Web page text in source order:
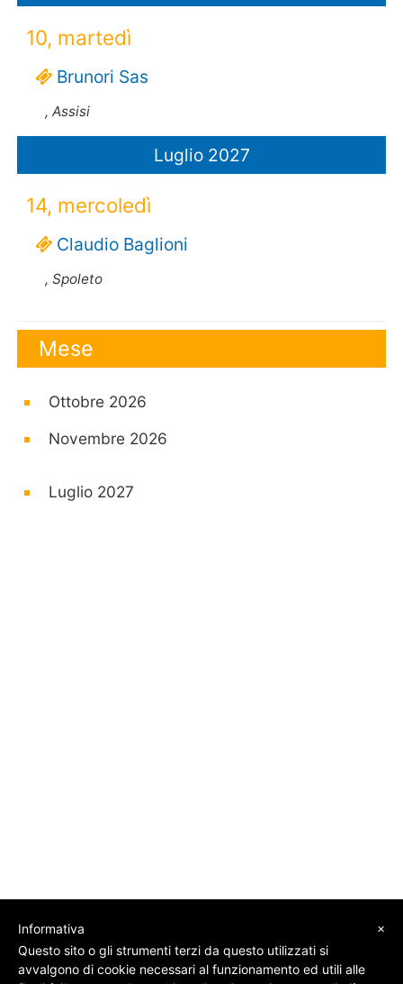
10, martedì
Brunori Sas
, Assisi
Luglio 2027
14, mercoledì
Claudio Baglioni
, Spoleto
Mese
Ottobre 2026
Novembre 2026
Luglio 2027
×
Informativa
Questo sito o gli strumenti terzi da questo utilizzati si
avvalgono di cookie necessari al funzionamento ed utili alle